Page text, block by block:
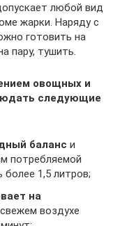
любой вид
жарки. Наряду с
готовить на
пару, тушить.
овощных и
следующие
баланс и
потребляемой
1,5 литров;
на
воздухе